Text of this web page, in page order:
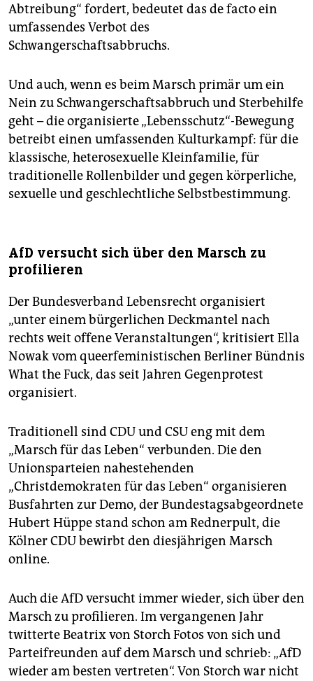
Abtreibung“ fordert, bedeutet das de facto ein
umfassendes Verbot des
Schwangerschaftsabbruchs.
Und auch, wenn es beim Marsch primär um ein
Nein zu Schwangerschaftsabbruch und Sterbehilfe
geht – die organisierte „Lebensschutz“-Bewegung
betreibt einen umfassenden Kulturkampf: für die
klassische, heterosexuelle Kleinfamilie, für
traditionelle Rollenbilder und gegen körperliche,
sexuelle und geschlechtliche Selbstbestimmung.
AfD versucht sich über den Marsch zu
profilieren
Der Bundesverband Lebensrecht organisiert
„unter einem bürgerlichen Deckmantel nach
rechts weit offene Veranstaltungen“, kritisiert Ella
Nowak vom queerfeministischen Berliner Bündnis
What the Fuck, das seit Jahren Gegenprotest
organisiert.
Traditionell sind CDU und CSU eng mit dem
„Marsch für das Leben“ verbunden. Die den
Unionsparteien nahestehenden
„Christdemokraten für das Leben“ organisieren
Busfahrten zur Demo, der Bundestagsabgeordnete
Hubert Hüppe stand schon am Rednerpult, die
Kölner CDU bewirbt den diesjährigen Marsch
online.
Auch die AfD versucht immer wieder, sich über den
Marsch zu profilieren. Im vergangenen Jahr
twitterte Beatrix von Storch Fotos von sich und
Parteifreunden auf dem Marsch und schrieb: „AfD
wieder am besten vertreten“. Von Storch war nicht